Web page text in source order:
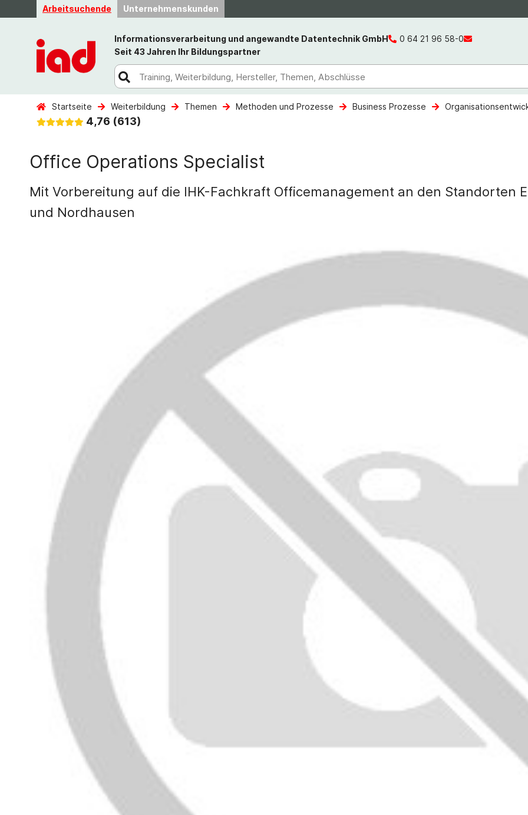
Arbeitsuchende Unternehmenskunden
Informationsverarbeitung und angewandte Datentechnik GmbH
Seit 43 Jahren Ihr Bildungspartner
0 64 21 96 58-0
Startseite Weiterbildung Themen Methoden und Prozesse Business Prozesse
4,76 (613)
Office Operations Specialist
Mit Vorbereitung auf die IHK-Fachkraft Officemanagement an den Standorten
und Nordhausen